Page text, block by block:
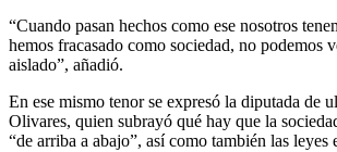
“Cuando pasan hechos como ese nosotros
hemos fracasado como sociedad, no podemos
aislado”, añadió.
En ese mismo tenor se expresó la diputada de
Olivares, quien subrayó qué hay que la
“de arriba a abajo”, así como también las leyes